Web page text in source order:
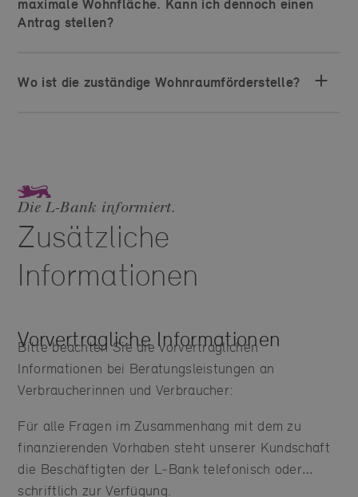
maximale Wohnfläche. Kann ich dennoch einen
Antrag stellen?
Wo ist die zuständige Wohnraumförderstelle?
Die L‑Bank informiert.
Zusätzliche
Informationen
Vorvertragliche Informationen
Bitte beachten Sie die vorvertraglichen
Informationen bei Beratungsleistungen an
Verbraucherinnen und Verbraucher:
Für alle Fragen im Zusammenhang mit dem zu
finanzierenden Vorhaben steht unserer Kundschaft
die Beschäftigten der L‑Bank telefonisch oder
schriftlich zur Verfügung.